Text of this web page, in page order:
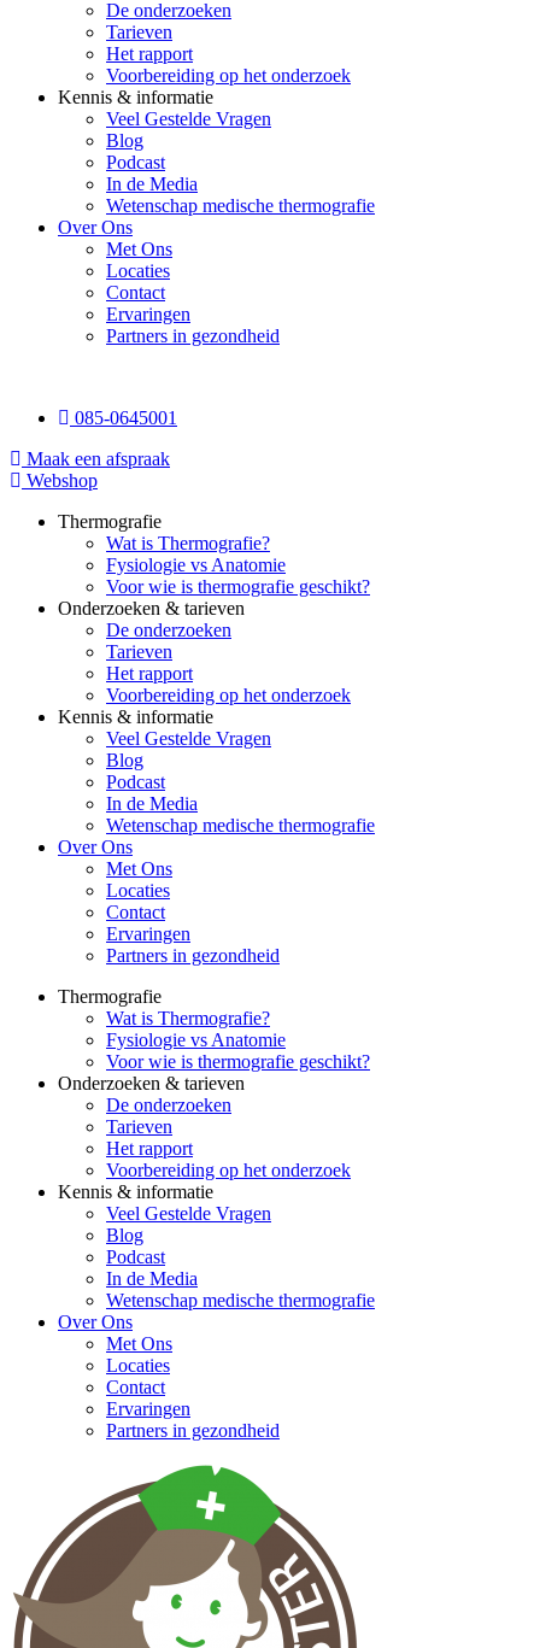
De onderzoeken
Tarieven
Het rapport
Voorbereiding op het onderzoek
Kennis & informatie
Veel Gestelde Vragen
Blog
Podcast
In de Media
Wetenschap medische thermografie
Over Ons
Met Ons
Locaties
Contact
Ervaringen
Partners in gezondheid
085-0645001
Maak een afspraak
Webshop
Thermografie
Wat is Thermografie?
Fysiologie vs Anatomie
Voor wie is thermografie geschikt?
Onderzoeken & tarieven
De onderzoeken
Tarieven
Het rapport
Voorbereiding op het onderzoek
Kennis & informatie
Veel Gestelde Vragen
Blog
Podcast
In de Media
Wetenschap medische thermografie
Over Ons
Met Ons
Locaties
Contact
Ervaringen
Partners in gezondheid
Thermografie
Wat is Thermografie?
Fysiologie vs Anatomie
Voor wie is thermografie geschikt?
Onderzoeken & tarieven
De onderzoeken
Tarieven
Het rapport
Voorbereiding op het onderzoek
Kennis & informatie
Veel Gestelde Vragen
Blog
Podcast
In de Media
Wetenschap medische thermografie
Over Ons
Met Ons
Locaties
Contact
Ervaringen
Partners in gezondheid